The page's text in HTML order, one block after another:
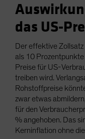
das US-
Der effektive Zollsatz
als 10
Preise für US-
treiben wird.
Rohstoffpreise
zwar etwas
für den
% angehoben. Das
Kerninflation ohne